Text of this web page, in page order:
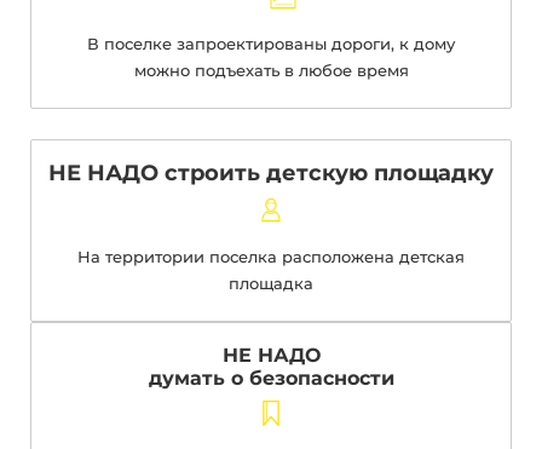
В поселке запроектированы дороги, к дому
можно подъехать в любое время
НЕ НАДО строить детскую площадку
На территории поселка расположена детская
площадка
НЕ НАДО
думать о безопасности